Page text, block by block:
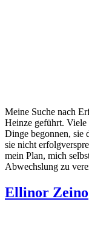
Meine Suche nach
Heinze geführt. Viele
Dinge begonnen, sie
sie nicht
mein Plan, mich
Abwechslung zu
Ellinor Zeino